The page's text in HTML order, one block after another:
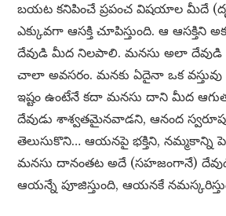
బయట కనిపించే ప్రపంచ విషయాల మీదే
ఎక్కువగా ఆసక్తి చూపిస్తుంది. ఆ ఆసక్తిని
దేవుడి మీద నిలపాలి. మనసు అలా దేవుడి
చాలా అవసరం. మనకు ఏదైనా ఒక వస్తువు
ఇష్టం ఉంటేనే కదా మనసు దాని మీద
దేవుడు శాశ్వతమైనవాడని, ఆనంద
తెలుసుకొని… ఆయనపై భక్తిని, నమ్మకాన్ని
మనసు దానంతట అదే (సహజంగానే) దేవుడి
ఆయన్నే పూజిస్తుంది, ఆయనకే